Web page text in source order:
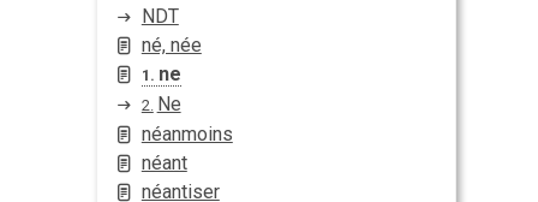
NDT
né, née
1. ne
2. Ne
néanmoins
néant
néantiser